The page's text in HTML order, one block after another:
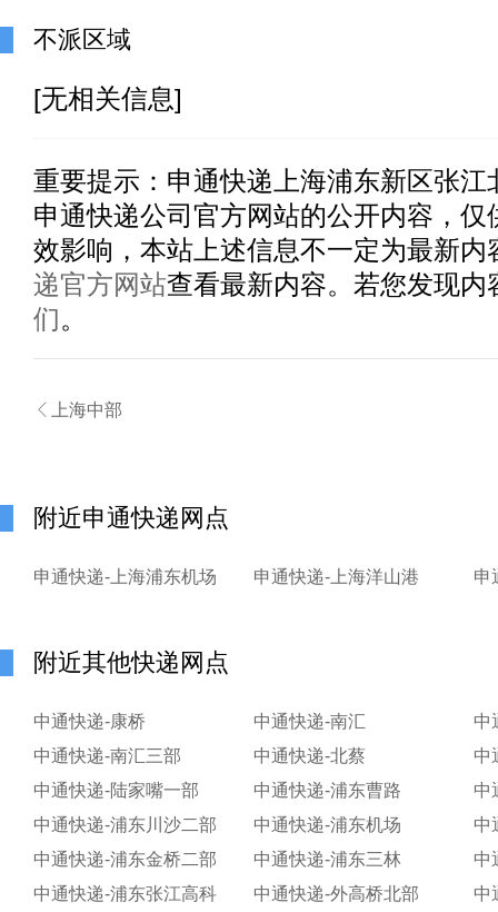
不派区域
[无相关信息]
重要提示： 申通快递上海浦东新区张江
申通快递公司官方网站的公开内容，仅
效影响，本站上述信息不一定为最新内
递官方网站查看最新内容。若您发现内
们。
 上海中部
附近申通快递网点
申通快递-上海浦东机场 申通快递-上海洋山港 申
附近其他快递网点
中通快递-康桥 中通快递-南汇
中
中通快递-南汇三部
中通快递-北蔡
中
中通快递-陆家嘴一部
中通快递-浦东曹路
中
中通快递-浦东川沙二部
中通快递-浦东机场
中
中通快递-浦东金桥二部
中通快递-浦东三林
中
中通快递-浦东张江高科
中通快递-外高桥北部 中